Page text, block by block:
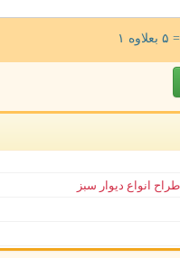
= ۵ بعلاوه ۱
انواع دیوار سبز